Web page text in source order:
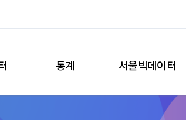
통계 서울빅데이터